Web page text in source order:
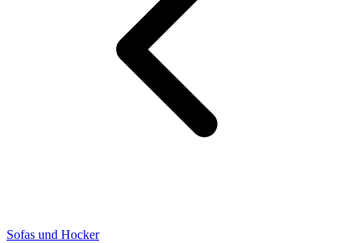
Sofas und Hocker